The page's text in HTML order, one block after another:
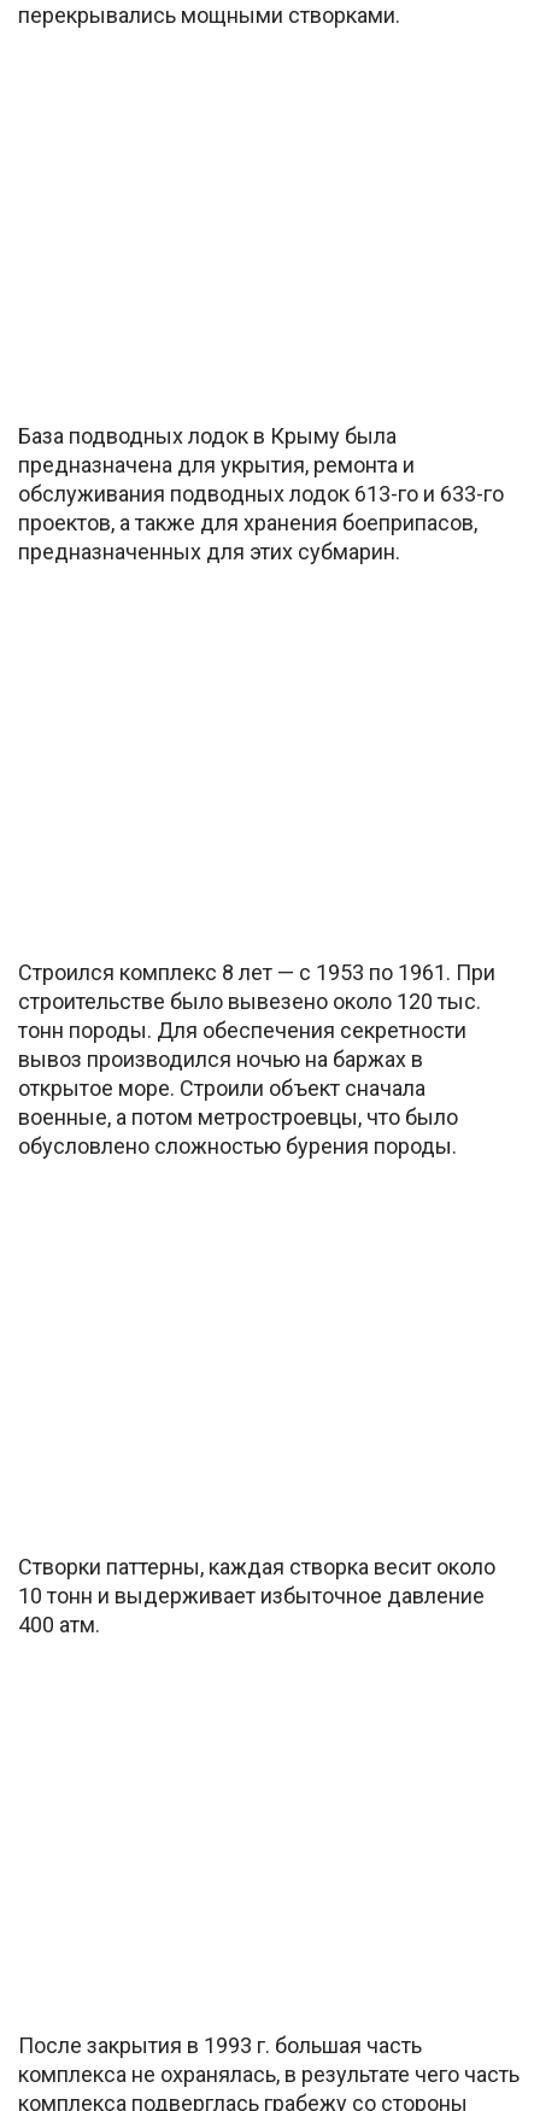
перекрывались мощными створками.
База подводных лодок в Крыму была
предназначена для укрытия, ремонта и
обслуживания подводных лодок 613-го и 633-го
проектов, а также для хранения боеприпасов,
предназначенных для этих субмарин.
Строился комплекс 8 лет — с 1953 по 1961. При
строительстве было вывезено около 120 тыс.
тонн породы. Для обеспечения секретности
вывоз производился ночью на баржах в
открытое море. Строили объект сначала
военные, а потом метростроевцы, что было
обусловлено сложностью бурения породы.
Створки паттерны, каждая створка весит около
10 тонн и выдерживает избыточное давление
400 атм.
После закрытия в 1993 г. большая часть
комплекса не охранялась, в результате чего часть
комплекса подверглась грабежу со стороны